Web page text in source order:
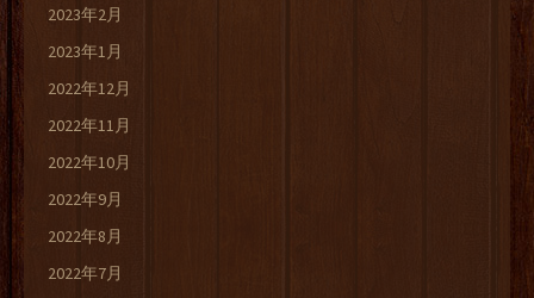
2023年2月
2023年1月
2022年12月
2022年11月
2022年10月
2022年9月
2022年8月
2022年7月